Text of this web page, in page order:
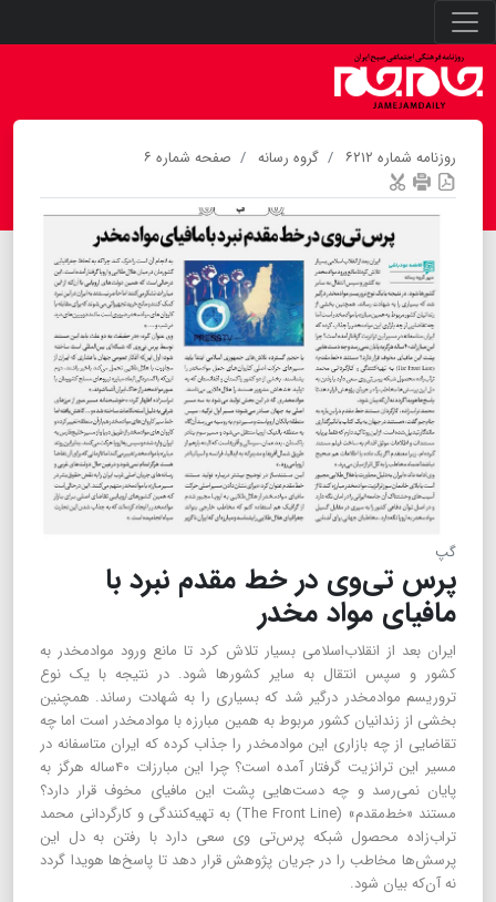
روزنامه شماره ۶۲۱۲ گروه رسانه صفحه شماره ۶
گپ
پرس تی‌وی در خط مقدم نبرد با
مافیای مواد مخدر
ایران بعد از انقلاب‌اسلامی بسیار تلاش کرد تا مانع ورود موادمخدر به
کشور و سپس انتقال به سایر کشورها شود. در نتیجه با یک نوع
تروریسم موادمخدر درگیر شد که بسیاری را به شهادت رساند. همچنین
بخشی از زندانیان کشور مربوط به همین مبارزه با موادمخدر است اما چه
تقاضایی از چه بازاری این موادمخدر را جذاب کرده که ایران متاسفانه در
مسیر این ترانزیت گرفتار آمده است؟ چرا این مبارزات ۴۰ساله هرگز به
پایان نمی‌رسد و چه دست‌هایی پشت این مافیای مخوف قرار دارد؟
مستند «خط‌مقدم» (The Front Line) به تهیه‌کنندگی و کارگردانی محمد
تراب‌زاده محصول شبکه پرس‌تی وی سعی دارد با رفتن به دل این
پرسش‌ها مخاطب را در جریان پژوهش قرار دهد تا پاسخ‌ها هویدا گردد
نه آن‌که بیان شود.